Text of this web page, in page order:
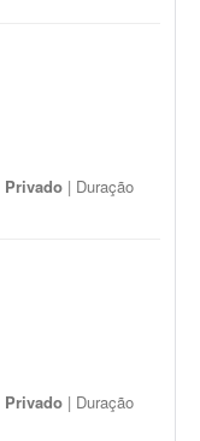
Privado | Duração
Privado | Duração